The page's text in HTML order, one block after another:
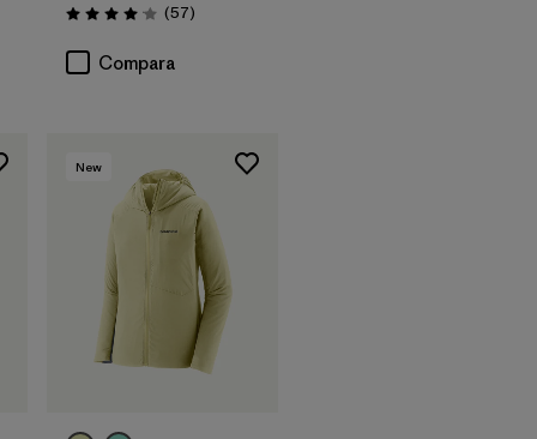
Valoración: 4.1 / 5
(57Comentarios
)
Compara
New